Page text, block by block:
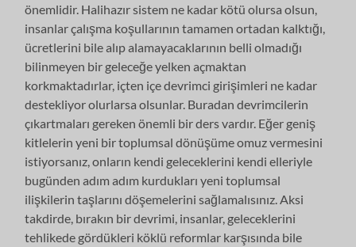
önemlidir. Halihazır sistem ne kadar kötü olursa olsun,
insanlar çalışma koşullarının tamamen ortadan kalktığı,
ücretlerini bile alıp alamayacaklarının belli olmadığı
bilinmeyen bir geleceğe yelken açmaktan
korkmaktadırlar, içten içe devrimci girişimleri ne kadar
destekliyor olurlarsa olsunlar. Buradan devrimcilerin
çıkartmaları gereken önemli bir ders vardır. Eğer geniş
kitlelerin yeni bir toplumsal dönüşüme omuz vermesini
istiyorsanız, onların kendi geleceklerini kendi elleriyle
bugünden adım adım kurdukları yeni toplumsal
ilişkilerin taşlarını döşemelerini sağlamalısınız. Aksi
takdirde, bırakın bir devrimi, insanlar, geleceklerini
tehlikede gördükleri köklü reformlar karşısında bile